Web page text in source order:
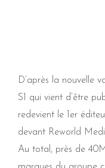
D’après la
S1 qui vient d’être
redevient le 1er
devant Reworld
Au total, près de